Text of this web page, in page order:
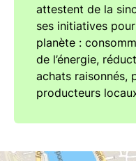
attestent de la
ses initiatives
planète :
de l’énergie,
achats raisonnés,
producteurs